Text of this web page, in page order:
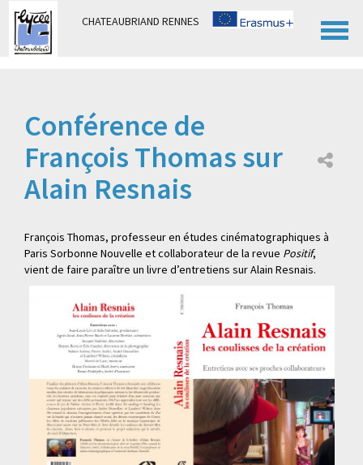
CHATEAUBRIAND RENNES
Conférence de
François Thomas sur
Alain Resnais
François Thomas, professeur en études cinématographiques à
Paris Sorbonne Nouvelle et collaborateur de la revue Positif,
vient de faire paraître un livre d’entretiens sur Alain Resnais.
Panneau de gestion des cookies